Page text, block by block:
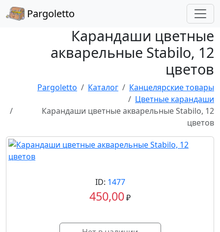
Pargoletto
Карандаши цветные
акварельные Stabilo, 12
цветов
Pargoletto Каталог
Канцелярские товары
Цветные карандаши
Карандаши цветные акварельные Stabilo, 12
цветов
ID: 1477
450,00₽